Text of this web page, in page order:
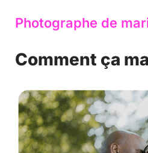
Photographe de
Comment ça